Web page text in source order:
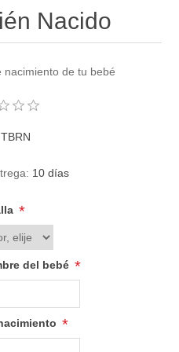
Nacido
nacimiento de tu bebé
TBRN
10 días
*
del bebé *
*